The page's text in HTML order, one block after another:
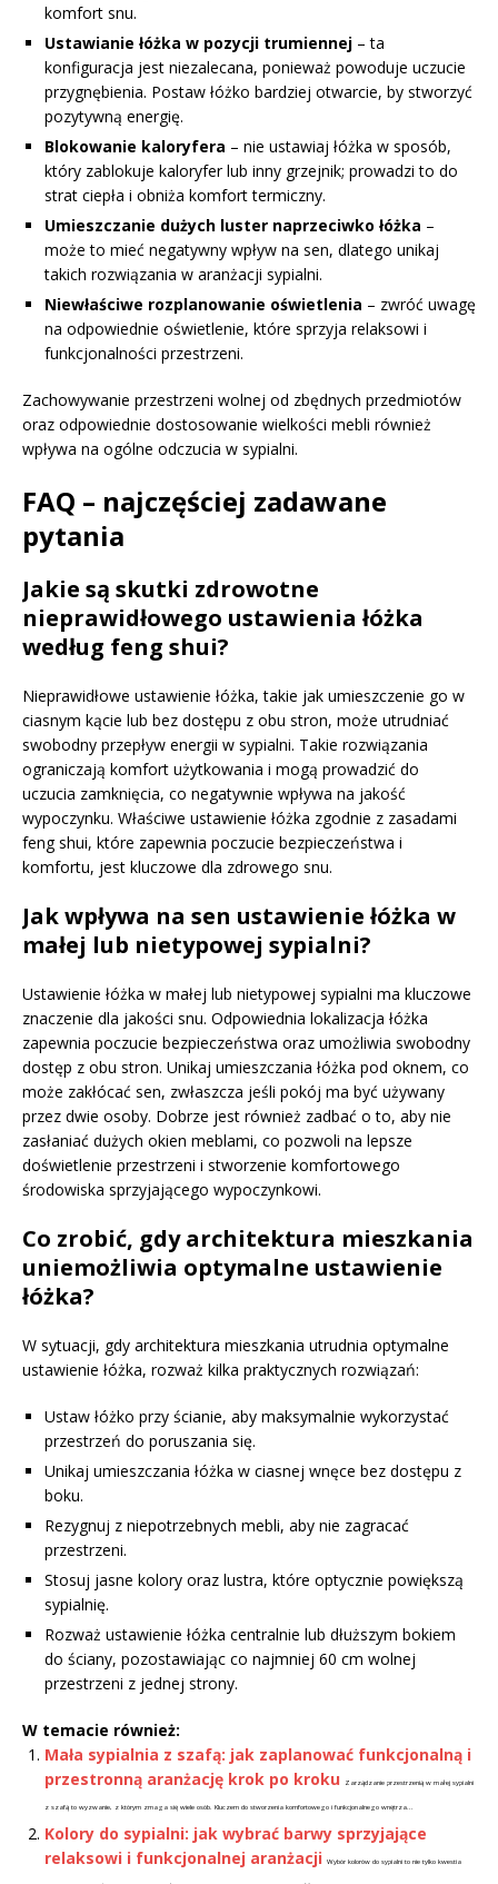
komfort snu.
Ustawianie łóżka w pozycji trumiennej – ta
konfiguracja jest niezalecana, ponieważ powoduje uczucie
przygnębienia. Postaw łóżko bardziej otwarcie, by stworzyć
pozytywną energię.
Blokowanie kaloryfera – nie ustawiaj łóżka w sposób,
który zablokuje kaloryfer lub inny grzejnik; prowadzi to do
strat ciepła i obniża komfort termiczny.
Umieszczanie dużych luster naprzeciwko łóżka –
może to mieć negatywny wpływ na sen, dlatego unikaj
takich rozwiązania w aranżacji sypialni.
Niewłaściwe rozplanowanie oświetlenia – zwróć uwagę
na odpowiednie oświetlenie, które sprzyja relaksowi i
funkcjonalności przestrzeni.
Zachowywanie przestrzeni wolnej od zbędnych przedmiotów
oraz odpowiednie dostosowanie wielkości mebli również
wpływa na ogólne odczucia w sypialni.
FAQ – najczęściej zadawane
pytania
Jakie są skutki zdrowotne
nieprawidłowego ustawienia łóżka
według feng shui?
Nieprawidłowe ustawienie łóżka, takie jak umieszczenie go w
ciasnym kącie lub bez dostępu z obu stron, może utrudniać
swobodny przepływ energii w sypialni. Takie rozwiązania
ograniczają komfort użytkowania i mogą prowadzić do
uczucia zamknięcia, co negatywnie wpływa na jakość
wypoczynku. Właściwe ustawienie łóżka zgodnie z zasadami
feng shui, które zapewnia poczucie bezpieczeństwa i
komfortu, jest kluczowe dla zdrowego snu.
Jak wpływa na sen ustawienie łóżka w
małej lub nietypowej sypialni?
Ustawienie łóżka w małej lub nietypowej sypialni ma kluczowe
znaczenie dla jakości snu. Odpowiednia lokalizacja łóżka
zapewnia poczucie bezpieczeństwa oraz umożliwia swobodny
dostęp z obu stron. Unikaj umieszczania łóżka pod oknem, co
może zakłócać sen, zwłaszcza jeśli pokój ma być używany
przez dwie osoby. Dobrze jest również zadbać o to, aby nie
zasłaniać dużych okien meblami, co pozwoli na lepsze
doświetlenie przestrzeni i stworzenie komfortowego
środowiska sprzyjającego wypoczynkowi.
Co zrobić, gdy architektura mieszkania
uniemożliwia optymalne ustawienie
łóżka?
W sytuacji, gdy architektura mieszkania utrudnia optymalne
ustawienie łóżka, rozważ kilka praktycznych rozwiązań:
Ustaw łóżko przy ścianie, aby maksymalnie wykorzystać
przestrzeń do poruszania się.
Unikaj umieszczania łóżka w ciasnej wnęce bez dostępu z
boku.
Rezygnuj z niepotrzebnych mebli, aby nie zagracać
przestrzeni.
Stosuj jasne kolory oraz lustra, które optycznie powiększą
sypialnię.
Rozważ ustawienie łóżka centralnie lub dłuższym bokiem
do ściany, pozostawiając co najmniej 60 cm wolnej
przestrzeni z jednej strony.
W temacie również:
Mała sypialnia z szafą: jak zaplanować funkcjonalną i
przestronną aranżację krok po kroku
Zarządzanie przestrzenią w małej sypialni
z szafą to wyzwanie, z którym zmaga się wiele osób. Kluczem do stworzenia komfortowego i funkcjonalnego wnętrza...
Kolory do sypialni: jak wybrać barwy sprzyjające
relaksowi i funkcjonalnej aranżacji
Wybór kolorów do sypialni to nie tylko kwestia